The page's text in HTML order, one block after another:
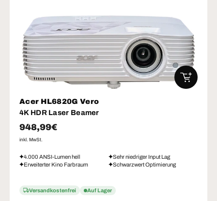
Acer HL6820G Vero
4K HDR Laser Beamer
Normaler Preis
948,99€
inkl. MwSt.
4.000 ANSI-Lumen hell
Sehr niedriger Input Lag
Erweiterter Kino Farbraum
Schwarzwert Optimierung
Versandkostenfrei Auf Lager
IN DEN